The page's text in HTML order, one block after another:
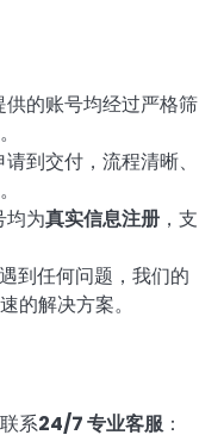
供的账号均经过严格筛
到交付，流程清晰、
均为真实信息注册 ，支
到任何问题，我们的
的解决方案。
系24/7 专业客服：